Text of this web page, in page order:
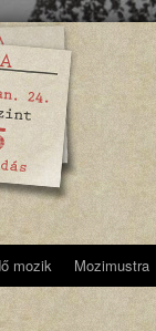
mozik Mozimustra